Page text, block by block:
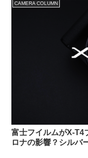
CAMERA COLUMN
富士フイルムがX-T4
ロナの影響？シルバ